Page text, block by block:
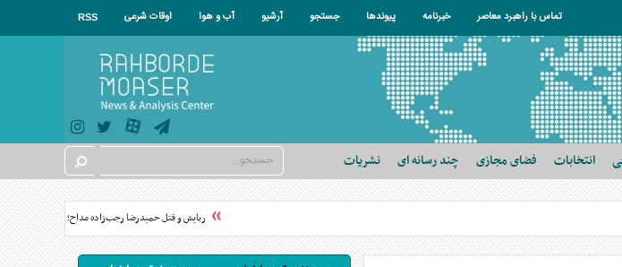
تماس با راهبرد معاصر خبرنامه پیوندها جستجو آرشیو آب و هوا اوقات شرعی RSS
انتخابات فضای مجازی چند رسانه ای نشریات
ربایش و قتل حمیدرضا رجب‌زاده مداح؛ از تشکیل تیم ویژه